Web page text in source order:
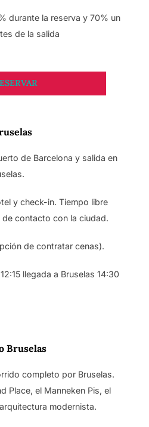
durante la reserva y 70% un
de la salida
de Barcelona y salida en
y check-in. Tiempo libre
de contacto con la ciudad.
de contratar cenas).
llegada a Bruselas 14:30
Bruselas
completo por Bruselas.
Place, el Manneken Pis, el
modernista.